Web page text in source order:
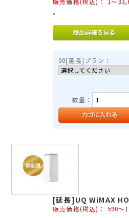
お申し込
TEL：03-3525-8351
info@rental-store.jp
平日 10:00-19:00 土日祝
東京都千代田区神田須田町1-5 KS
*
00[延長]プラン：
数量：
[延長]UQ WiMAX
販売価格(税込)： 590～